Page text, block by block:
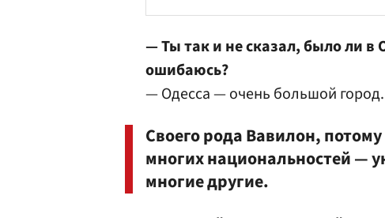
— Ты так и не сказал, было ли в
ошибаюсь?
— Одесса — очень большой город.
Своего рода Вавилон,
многих национальностей —
многие другие.